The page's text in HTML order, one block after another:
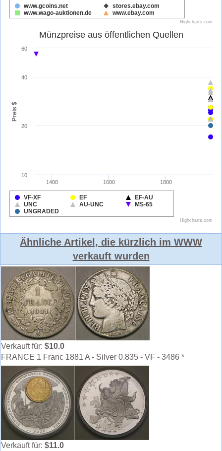
Ähnliche Artikel, die kürzlich im WWW
verkauft wurden
Verkauft für: $10.0
FRANCE 1 Franc 1881 A - Silver 0.835 - VF - 3486 *
Verkauft für: $11.0